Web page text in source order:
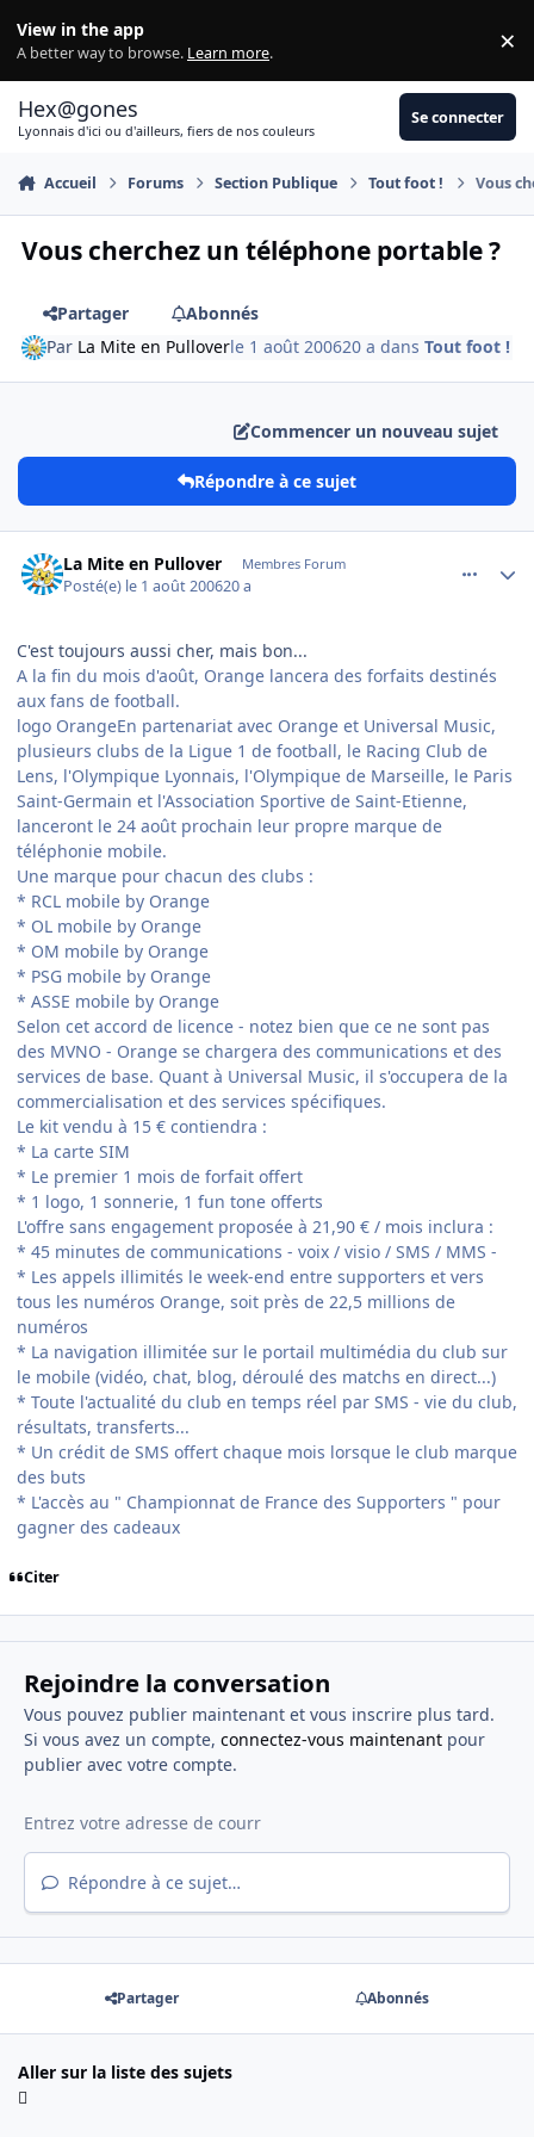
View in the app
A better way to browse. Learn more. ×
Hex@gones
Lyonnais d'ici ou d'ailleurs, fiers de nos couleurs
Se connecter
Accueil Forums Section Publique Tout foot ! Vous
Vous cherchez un téléphone portable ?
Partager
Abonnés
Par La Mite en Pulloverle 1 août 200620 a dansTout foot !
Commencer un nouveau sujet
Répondre à ce sujet
La Mite en Pullover Membres Forum
Posté(e) le 1 août 200620 a
C'est toujours aussi cher, mais bon...
A la fin du mois d'août, Orange lancera des forfaits destinés
aux fans de football.
logo OrangeEn partenariat avec Orange et Universal Music,
plusieurs clubs de la Ligue 1 de football, le Racing Club de
Lens, l'Olympique Lyonnais, l'Olympique de Marseille, le Paris
Saint-Germain et l'Association Sportive de Saint-Etienne,
lanceront le 24 août prochain leur propre marque de
téléphonie mobile.
Une marque pour chacun des clubs :
* RCL mobile by Orange
* OL mobile by Orange
* OM mobile by Orange
* PSG mobile by Orange
* ASSE mobile by Orange
Selon cet accord de licence - notez bien que ce ne sont pas
des MVNO - Orange se chargera des communications et des
services de base. Quant à Universal Music, il s'occupera de la
commercialisation et des services spécifiques.
Le kit vendu à 15 € contiendra :
* La carte SIM
* Le premier 1 mois de forfait offert
* 1 logo, 1 sonnerie, 1 fun tone offerts
L'offre sans engagement proposée à 21,90 € / mois inclura :
* 45 minutes de communications - voix / visio / SMS / MMS -
* Les appels illimités le week-end entre supporters et vers
tous les numéros Orange, soit près de 22,5 millions de
numéros
* La navigation illimitée sur le portail multimédia du club sur
le mobile (vidéo, chat, blog, déroulé des matchs en direct...)
* Toute l'actualité du club en temps réel par SMS - vie du club,
résultats, transferts...
* Un crédit de SMS offert chaque mois lorsque le club marque
des buts
* L'accès au " Championnat de France des Supporters " pour
gagner des cadeaux
Citer
Rejoindre la conversation
Vous pouvez publier maintenant et vous inscrire plus tard.
Si vous avez un compte, connectez-vous maintenantpour
publier avec votre compte.
Répondre à ce sujet…
Partager Abonnés
Aller sur la liste des sujets